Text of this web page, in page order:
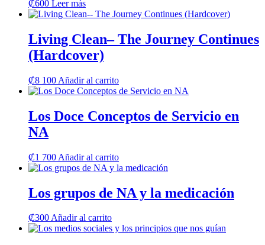
₡600 Leer más
Living Clean– The Journey Continues
(Hardcover)
₡8 100 Añadir al carrito
Los Doce Conceptos de Servicio en
NA
₡1 700 Añadir al carrito
Los grupos de NA y la medicación
₡300Añadir al carrito